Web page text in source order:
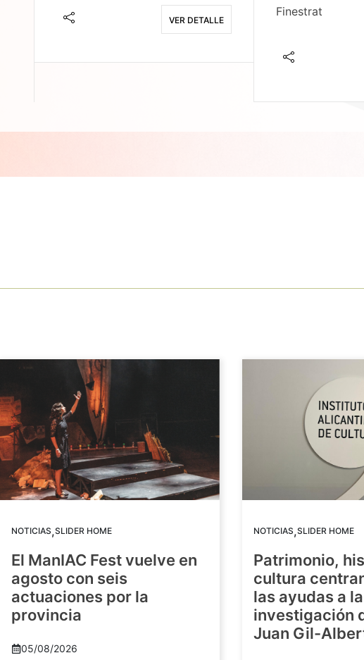
VER DETALLE
Finestrat
NOTICIAS,SLIDER HOME
El ManIAC Fest vuelve en
agosto con seis
actuaciones por la
provincia
05/08/2026
NOTICIAS,SLIDER HOME
Patrimonio,
cultura
las ayudas a la
investigación
Juan Gil-